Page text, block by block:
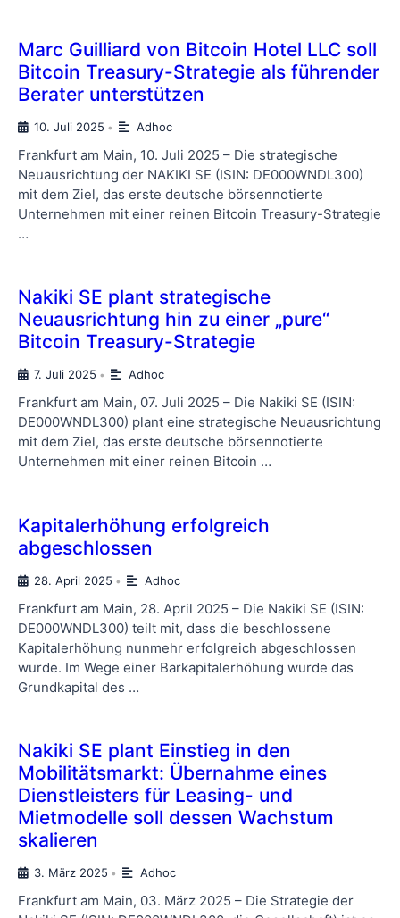
Marc Guilliard von Bitcoin Hotel LLC soll
Bitcoin Treasury-Strategie als führender
Berater unterstützen
10. Juli 2025 • Adhoc
Frankfurt am Main, 10. Juli 2025 – Die strategische
Neuausrichtung der NAKIKI SE (ISIN: DE000WNDL300)
mit dem Ziel, das erste deutsche börsennotierte
Unternehmen mit einer reinen Bitcoin Treasury-Strategie
…
Nakiki SE plant strategische
Neuausrichtung hin zu einer „pure“
Bitcoin Treasury-Strategie
7. Juli 2025 • Adhoc
Frankfurt am Main, 07. Juli 2025 – Die Nakiki SE (ISIN:
DE000WNDL300) plant eine strategische Neuausrichtung
mit dem Ziel, das erste deutsche börsennotierte
Unternehmen mit einer reinen Bitcoin …
Kapitalerhöhung erfolgreich
abgeschlossen
28. April 2025 • Adhoc
Frankfurt am Main, 28. April 2025 – Die Nakiki SE (ISIN:
DE000WNDL300) teilt mit, dass die beschlossene
Kapitalerhöhung nunmehr erfolgreich abgeschlossen
wurde. Im Wege einer Barkapitalerhöhung wurde das
Grundkapital des …
Nakiki SE plant Einstieg in den
Mobilitätsmarkt: Übernahme eines
Dienstleisters für Leasing- und
Mietmodelle soll dessen Wachstum
skalieren
3. März 2025 • Adhoc
Frankfurt am Main, 03. März 2025 – Die Strategie der